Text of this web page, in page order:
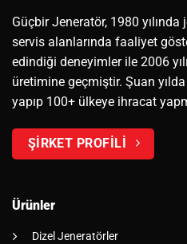
Güçbir Jeneratör, 1980
servis alanlarında faaliyet
edindiği deneyimler ile 2006
üretimine geçmiştir. Şuan
yapıp 100+ ülkeye ihracat
ŞİRKET PROFİLİ
Ürünler
Dizel Jeneratörler